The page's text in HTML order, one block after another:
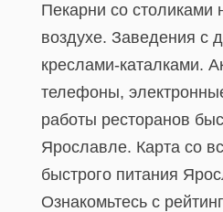
Пекарни со столиками
воздухе. Заведения с
креслами-каталками.
телефоны,
работы ресторанов
Ярославле. Карта со
быстрого питания
Ознакомьтесь с